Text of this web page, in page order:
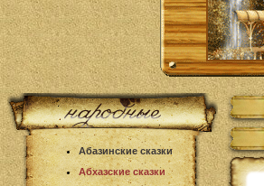
Абазинские сказки
Абхазские сказки